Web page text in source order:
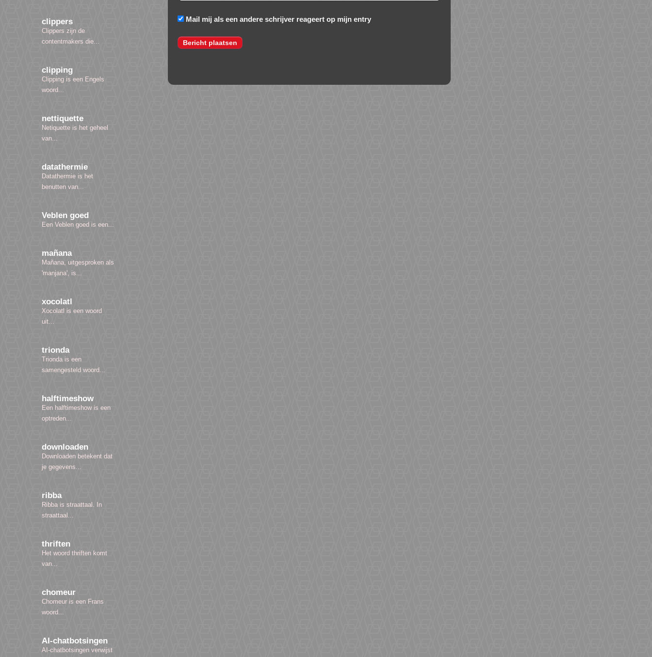
clippers
Clippers zijn de
contentmakers die...
clipping
Clipping is een Engels
woord...
nettiquette
Netiquette is het geheel
van...
datathermie
Datathermie is het
benutten van...
Veblen goed
Een Veblen goed is een...
mañana
Mañana, uitgesproken als
'manjana', is...
xocolatl
Xocolatl is een woord
uit...
trionda
Trionda is een
samengesteld woord...
halftimeshow
Een halftimeshow is een
optreden...
downloaden
Downloaden betekent dat
je gegevens...
ribba
Ribba is straattaal. In
straattaal...
thriften
Het woord thriften komt
van...
chomeur
Chomeur is een Frans
woord...
AI-chatbotsingen
AI-chatbotsingen verwijst
Mail mij als een andere schrijver reageert op mijn entry